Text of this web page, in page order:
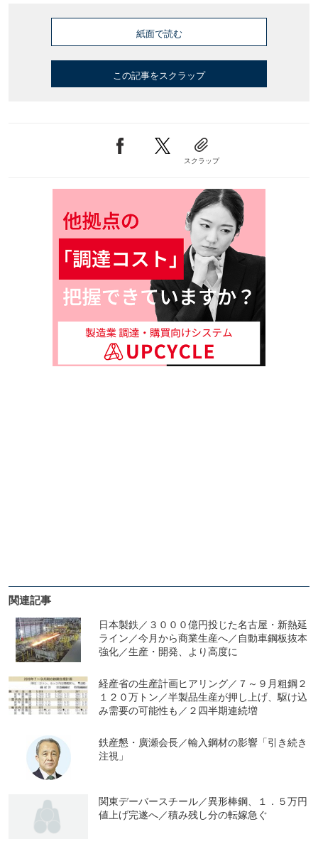
紙面で読む
この記事をスクラップ
スクラップ
関連記事
日本製鉄／３０００億円投じた名古屋・新熱延
ライン／今月から商業生産へ／自動車鋼板抜本
強化／生産・開発、より高度に
経産省の生産計画ヒアリング／７～９月粗鋼２
１２０万トン／半製品生産が押し上げ、駆け込
み需要の可能性も／２四半期連続増
鉄産懇・廣瀬会長／輸入鋼材の影響「引き続き
注視」
関東デーバースチール／異形棒鋼、１．５万円
値上げ完遂へ／積み残し分の転嫁急ぐ